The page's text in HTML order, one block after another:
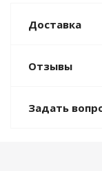
Доставка
Отзывы
Задать